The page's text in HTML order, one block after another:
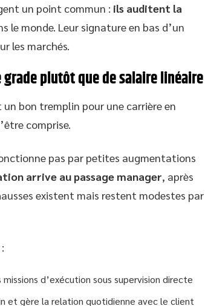
un point commun : ils auditent la
le monde. Leur signature en bas d’un
les marchés.
plutôt que de salaire linéaire
bon tremplin pour une carrière en
comprise.
pas par petites augmentations
arrive au passage manager, après
existent mais restent modestes par
d’exécution sous supervision directe
et gère la relation quotidienne avec le client